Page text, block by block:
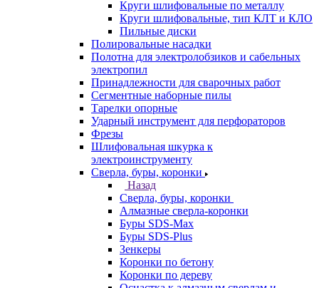
Круги шлифовальные по металлу
Круги шлифовальные, тип КЛТ и КЛО
Пильные диски
Полировальные насадки
Полотна для электролобзиков и сабельных
электропил
Принадлежности для сварочных работ
Сегментные наборные пилы
Тарелки опорные
Ударный инструмент для перфораторов
Фрезы
Шлифовальная шкурка к
электроинструменту
Сверла, буры, коронки
Назад
Сверла, буры, коронки
Алмазные сверла-коронки
Буры SDS-Max
Буры SDS-Plus
Зенкеры
Коронки по бетону
Коронки по дереву